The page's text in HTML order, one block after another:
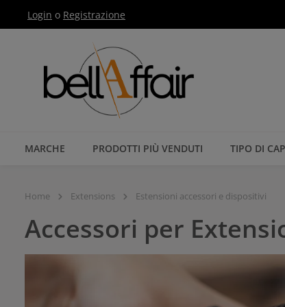
alla navigazione principale
Login o Registrazione
MARCHE PRODOTTI PIÙ VENDUTI TIPO DI
Home Extensions Estensioni accessori e dispositivi
Accessori per